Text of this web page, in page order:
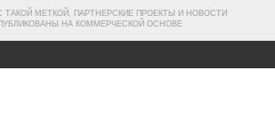
ТАКОЙ МЕТКОЙ, ПАРТНЕРСКИЕ ПРОЕКТЫ И НОВОСТИ
НА КОММЕРЧЕСКОЙ ОСНОВЕ